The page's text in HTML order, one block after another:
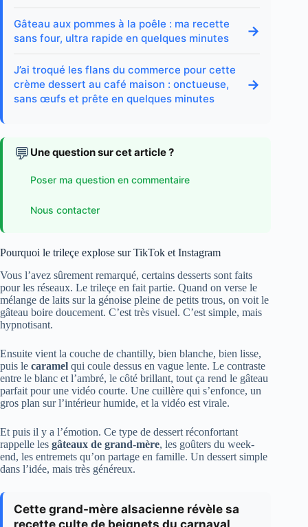
Gâteau aux pommes à la poêle : ma recette
sans four, ultra rapide en quelques minutes
→
J’ai troqué les flans du commerce pour cette
crème dessert au café maison : onctueuse,
sans œufs et prête en quelques minutes
→
💬 Une question sur cet article ?
Poser ma question en commentaire
Nous contacter
Pourquoi le trileçe explose sur TikTok et Instagram
Vous l’avez sûrement remarqué, certains desserts sont faits
pour les réseaux. Le trileçe en fait partie. Quand on verse le
mélange de laits sur la génoise pleine de petits trous, on voit le
gâteau boire doucement. C’est très visuel. C’est simple, mais
hypnotisant.
Ensuite vient la couche de chantilly, bien blanche, bien lisse,
puis le caramel qui coule dessus en vague lente. Le contraste
entre le blanc et l’ambré, le côté brillant, tout ça rend le gâteau
parfait pour une vidéo courte. Une cuillère qui s’enfonce, un
gros plan sur l’intérieur humide, et la vidéo est virale.
Et puis il y a l’émotion. Ce type de dessert réconfortant
rappelle les gâteaux de grand-mère, les goûters du week-
end, les entremets qu’on partage en famille. Un dessert simple
dans l’idée, mais très généreux.
Cette grand-mère alsacienne révèle sa